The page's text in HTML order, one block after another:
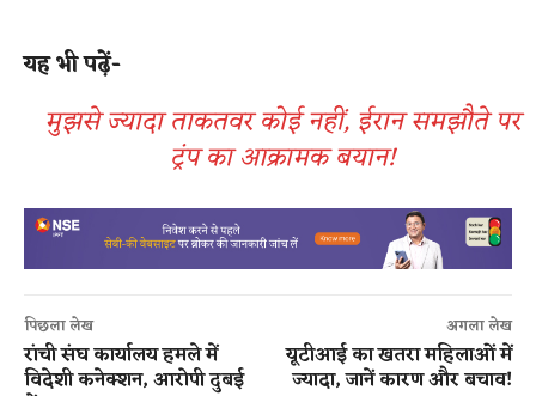
यह भी पढ़ें-
मुझसे ज्यादा ताकतवर कोई नहीं, ईरान समझौते पर
ट्रंप का आक्रामक बयान!
पिछला लेख
रांची संघ कार्यालय हमले में
विदेशी कनेक्शन, आरोपी दुबई
अगला लेख
यूटीआई का खतरा महिलाओं में
ज्यादा, जानें कारण और बचाव!